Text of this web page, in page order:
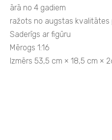
ārā no 4 gadiem
ražots no augstas kvalitātes
Saderīgs ar figūru
Mērogs 1:16
Izmērs 53,5 cm × 18,5 cm ×